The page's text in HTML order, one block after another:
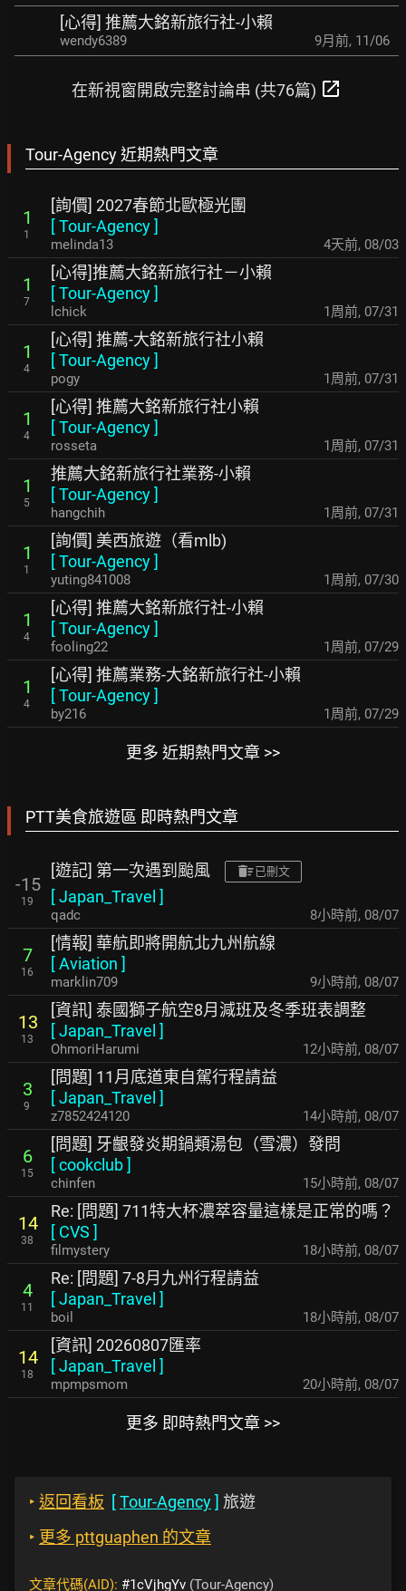
[心得] 推薦大銘新旅行社-小賴
wendy6389 9月前, 11/06
在新視窗開啟完整討論串 (共76篇) open_in_new
Tour-Agency 近期熱門文章
1
1
[詢價] 2027春節北歐極光團
[Tour-Agency]
melinda13 4天前, 08/03
1
7
[心得]推薦大銘新旅行社－小賴
[Tour-Agency]
lchick 1周前, 07/31
1
4
[心得] 推薦-大銘新旅行社小賴
[Tour-Agency]
pogy 1周前, 07/31
1
4
[心得] 推薦大銘新旅行社小賴
[Tour-Agency]
rosseta 1周前, 07/31
1
5
推薦大銘新旅行社業務-小賴
[Tour-Agency]
hangchih 1周前, 07/31
1
1
[詢價] 美西旅遊（看mlb)
[Tour-Agency]
yuting841008 1周前, 07/30
1
4
[心得] 推薦大銘新旅行社-小賴
[Tour-Agency]
fooling22 1周前, 07/29
1
4
[心得] 推薦業務-大銘新旅行社-小賴
[Tour-Agency]
by216 1周前, 07/29
更多 近期熱門文章 >>
PTT美食旅遊區 即時熱門文章
-15
19
[遊記] 第一次遇到颱風 已刪文
[Japan_Travel ]
qadc 8小時前, 08/07
7
16
[情報] 華航即將開航北九州航線
[Aviation ]
marklin709 9小時前, 08/07
13
13
[資訊] 泰國獅子航空8月減班及冬季班表調整
[Japan_Travel ]
OhmoriHarumi 12小時前, 08/07
3
9
[問題] 11月底道東自駕行程請益
[Japan_Travel ]
z7852424120 14小時前, 08/07
6
15
[問題] 牙齦發炎期鍋類湯包（雪濃）發問
[cookclub]
chinfen 15小時前, 08/07
14
38
Re: [問題] 711特大杯濃萃容量這樣是正常的嗎？
[ CVS ]
filmystery 18小時前, 08/07
4
11
Re: [問題] 7-8月九州行程請益
[Japan_Travel ]
boil 18小時前, 08/07
14
18
[資訊] 20260807匯率
[Japan_Travel ]
mpmpsmom 20小時前, 08/07
更多 即時熱門文章 >>
‣ 返回看板 [Tour-Agency] 旅遊
‣ 更多 pttguaphen 的文章
文章代碼(AID): #1cVjhgYv (Tour-Agency)